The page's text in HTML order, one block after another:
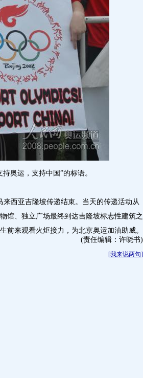
奥运，支持中国”的标语。
西亚吉隆坡传递结束。当天的传递活动从
馆、独立广场最终到达吉隆坡标志性建筑之
前来观看火炬接力，为北京奥运加油助威。
(责任编辑：许晓书)
[我来说两句]